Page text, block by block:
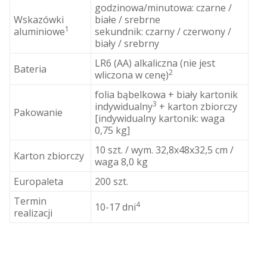
Wskazówki
aluminiowe1
godzinowa/minutowa: czarne /
białe / srebrne
sekundnik: czarny / czerwony /
biały / srebrny
Bateria
LR6 (AA) alkaliczna (nie jest
wliczona w cenę)2
Pakowanie
folia bąbelkowa + biały kartonik
indywidualny3 + karton zbiorczy
[indywidualny kartonik: waga
0,75 kg]
Karton zbiorczy
10 szt. / wym. 32,8x48x32,5 cm /
waga 8,0 kg
Europaleta
200 szt.
Termin
realizacji
10-17 dni4